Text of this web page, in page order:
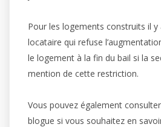
Pour les logements construits il
locataire qui refuse
le logement à la fin du bail si la
mention de cette restriction.
Vous pouvez également
blogue si vous souhaitez en